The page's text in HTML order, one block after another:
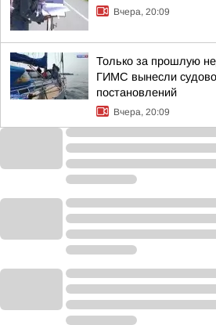
Вчера, 20:09
Только за прошлую
ГИМС вынесли
постановлений
Вчера, 20:09